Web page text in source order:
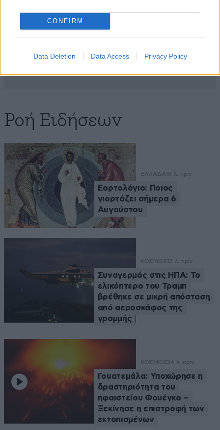
CONFIRM
Data Deletion Data Access Privacy Policy
10 παίκτες σήμερα
Ροή Ειδήσεων
ΕΛΛΑΔΑ 10 λ. πριν
Εορτολόγιο: Ποιος
γιορτάζει σήμερα 6
Αυγούστου
ΚΟΣΜΟΣ 13 λ. πριν
Συναγερμός στις ΗΠΑ: Το
ελικόπτερο του Τραμπ
βρέθηκε σε μικρή απόσταση
από αεροσκάφος της
γραμμής
ΚΟΣΜΟΣ34 λ. πριν
Γουατεμάλα: Υποχώρησε η
δραστηριότητα του
ηφαιστείου Φουέγκο –
Ξεκίνησε η επιστροφή των
εκτοπισμένων